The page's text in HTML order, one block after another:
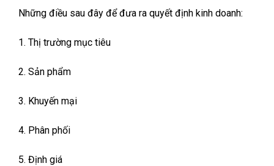
Những điều sau đây để đưa ra quyết định kinh doanh:
1. Thị trường mục tiêu
2. Sản phẩm
3. Khuyến mại
4. Phân phối
5. Định giá